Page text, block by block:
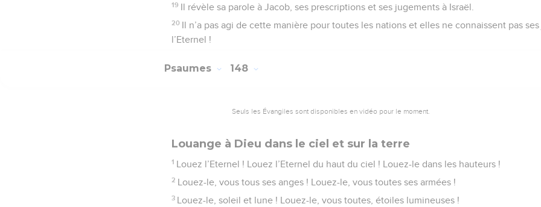
19 Il révèle sa parole à Jacob, ses prescriptions et ses jugements à Israël.
20 Il n’a pas agi de cette manière pour toutes les nations et elles ne connaissent pas
l’Eternel !
Psaumes 148
Seuls les Évangiles sont disponibles en vidéo pour le moment.
Louange à Dieu dans le ciel et sur la terre
1 Louez l’Eternel ! Louez l’Eternel du haut du ciel ! Louez-le dans les hauteurs !
2 Louez-le, vous tous ses anges ! Louez-le, vous toutes ses armées !
3 Louez-le, soleil et lune ! Louez-le, vous toutes, étoiles lumineuses !